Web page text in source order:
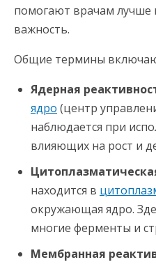
помогают врачам лучше
важность.
Общие термины
Ядерная
ядро (центр
наблюдается при
влияющих на рост и
находится в
окружающая ядро.
многие ферменты и
Мембранная